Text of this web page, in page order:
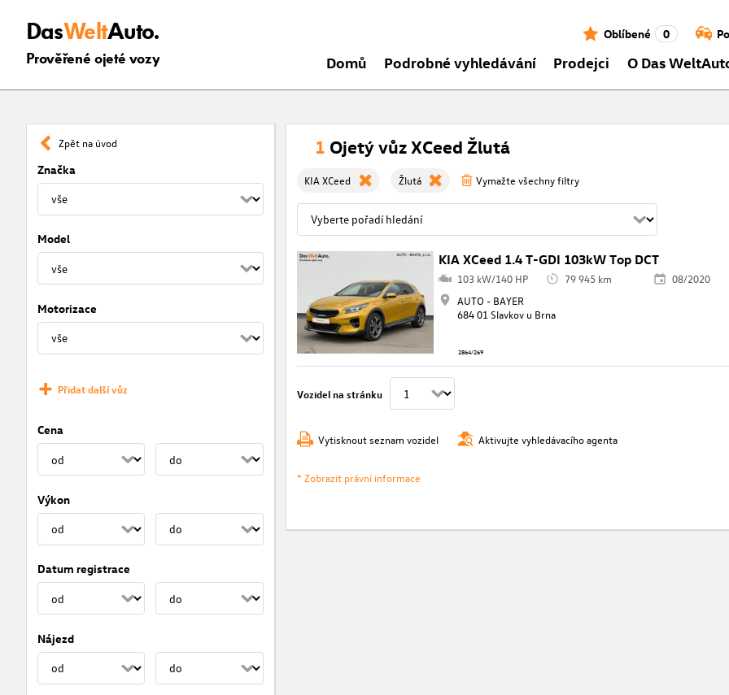
DasWeltAuto.
Prověřené ojeté vozy
Oblíbené 0
Domů Podrobné vyhledávání Prodejci O Das
Zpět na úvod
Značka
Model
Motorizace
Přidat další vůz
Cena
Výkon
Datum registrace
Nájezd
1 Ojetý vůz XCeed Žlutá
KIA XCeed Žlutá Vymažte všechny filtry
KIA XCeed 1.4 T-GDI 103kW Top DCT
103 kW/140 HP 79 945 km
08/2020
AUTO - BAYER
684 01 Slavkov u Brna
2864/269
Vozidel na stránku
Vytisknout seznam vozidel Aktivujte vyhledávacího agenta
* Zobrazit právní informace